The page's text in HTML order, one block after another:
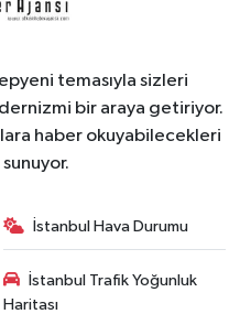
temasıyla sizleri
bir araya getiriyor.
haber okuyabilecekleri
İstanbul Hava Durumu
İstanbul Trafik Yoğunluk
Haritası